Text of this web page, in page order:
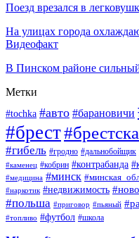
Поезд врезался в
На улицах города
Видеофакт
В Пинском районе
Метки
#tochka #авто #барановичи
#брест
#гибель #гродно #дальнобойщик
#каменец #кобрин #контрабанда
#медицина #минск
#наркотик #недвижимость
#польша #приговор #пьяный
#топливо #футбол #школа